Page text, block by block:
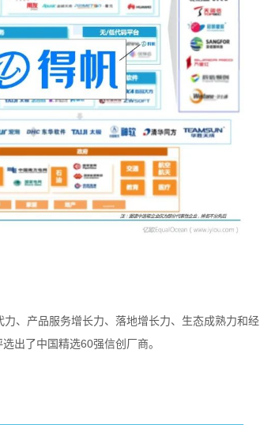
、产品服务增长力、落地增长力、生态成熟力和经
出了中国精选60强信创厂商。